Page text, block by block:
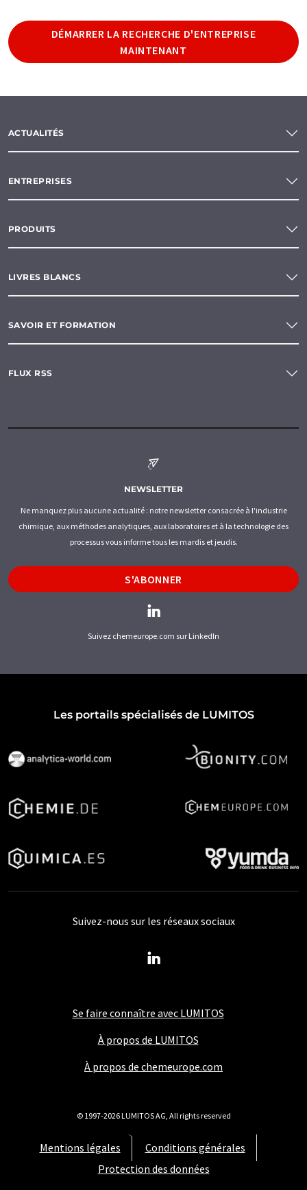
DÉMARRER LA RECHERCHE D'ENTREPRISE
MAINTENANT
ACTUALITÉS
ENTREPRISES
PRODUITS
LIVRES BLANCS
SAVOIR ET FORMATION
FLUX RSS
NEWSLETTER
Ne manquez plus aucune actualité : notre newsletter consacrée à l'industrie
chimique, aux méthodes analytiques, aux laboratoires et à la technologie des
processus vous informe tous les mardis et jeudis.
S'ABONNER
Suivez chemeurope.com sur LinkedIn
Les portails spécialisés de LUMITOS
Se faire connaître avec LUMITOS
À propos de LUMITOS
À propos de chemeurope.com
Mentions légales
Conditions générales
Protection des données
Suivez-nous sur les réseaux sociaux
© 1997-2026 LUMITOS AG, All rights reserved